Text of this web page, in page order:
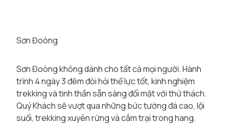
Sơn Đoòng
Sơn Đoòng không dành cho tất cả mọi người. Hành
trình 4 ngày 3 đêm đòi hỏi thể lực tốt, kinh nghiệm
trekking và tinh thần sẵn sàng đối mặt với thử thách.
Quý Khách sẽ vượt qua những bức tường đá cao, lội
suối, trekking xuyên rừng và cắm trại trong hang.